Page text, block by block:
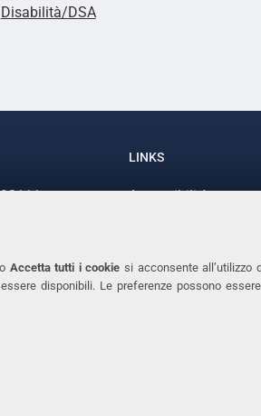
Accetta tutti i cookie si acconsente all’utilizzo
disponibili. Le preferenze possono
Disabilità/DSA
LINKS
Accessibilità
Cookies